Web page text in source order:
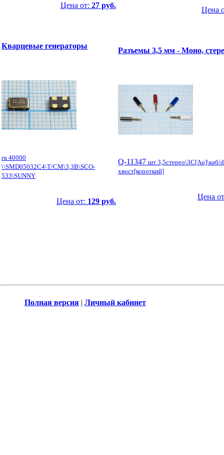
Цена от: 27 руб.
Цена
Кварцевые генераторы
гк 40000
\\SMD05032C4\T/CM\3,3В\SCO-
533\SUNNY
Цена от: 129 руб.
Разъемы 3,5 мм - Моно,
Q-11347 шт 3,5стерео\3C[Au]\каб/
хвост[короткий]
Цена
Полная версия | Личный кабинет